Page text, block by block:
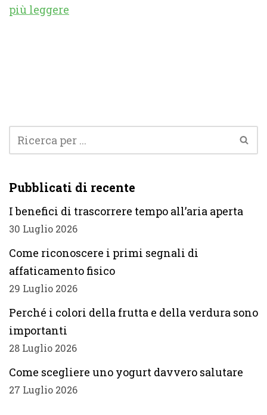
più leggere
Pubblicati di recente
I benefici di trascorrere tempo all’aria aperta
30 Luglio 2026
Come riconoscere i primi segnali di
affaticamento fisico
29 Luglio 2026
Perché i colori della frutta e della verdura sono
importanti
28 Luglio 2026
Come scegliere uno yogurt davvero salutare
27 Luglio 2026